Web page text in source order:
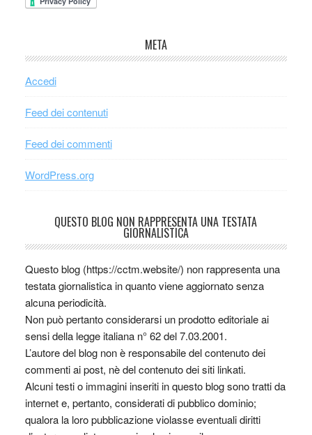
META
Accedi
Feed dei contenuti
Feed dei commenti
WordPress.org
QUESTO BLOG NON RAPPRESENTA UNA TESTATA
GIORNALISTICA
Questo blog (https://cctm.website/) non rappresenta una
testata giornalistica in quanto viene aggiornato senza
alcuna periodicità.
Non può pertanto considerarsi un prodotto editoriale ai
sensi della legge italiana n° 62 del 7.03.2001.
L’autore del blog non è responsabile del contenuto dei
commenti ai post, nè del contenuto dei siti linkati.
Alcuni testi o immagini inseriti in questo blog sono tratti da
internet e, pertanto, considerati di pubblico dominio;
qualora la loro pubblicazione violasse eventuali diritti